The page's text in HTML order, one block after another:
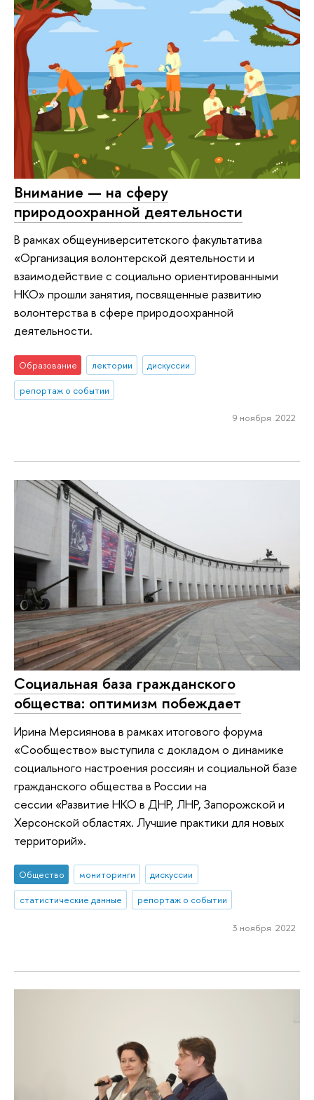
Внимание — на сферу
природоохранной деятельности
В рамках общеуниверситетского факультатива
«Организация волонтерской деятельности и
взаимодействие с социально ориентированными
НКО» прошли занятия, посвященные развитию
волонтерства в сфере природоохранной
деятельности.
Образование лектории
дискуссии
репортаж о событии
9 ноября 2022
Социальная база гражданского
общества: оптимизм побеждает
Ирина Мерсиянова в рамках итогового форума
«Сообщество» выступила с докладом о динамике
социального настроения россиян и социальной базе
гражданского общества в России на
сессии «Развитие НКО в ДНР, ЛНР, Запорожской и
Херсонской областях. Лучшие практики для новых
территорий».
Общество мониторинги
дискуссии
статистические данные
репортаж о событии
3 ноября 2022